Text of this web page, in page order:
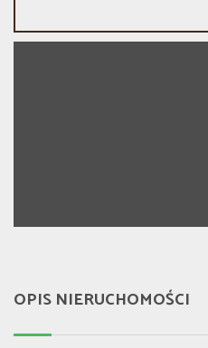
OPIS NIERUCHOMOŚCI